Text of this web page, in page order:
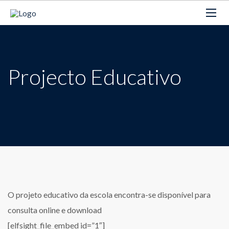
Projecto Educativo
O projeto educativo da escola encontra-se disponível para
consulta online e download
[elfsight_file_embed id=”1″]